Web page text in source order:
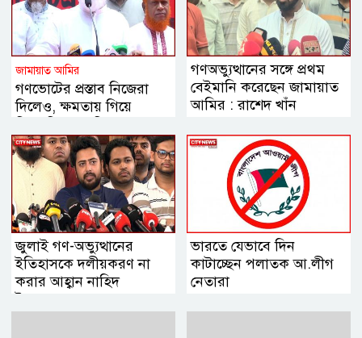
জামায়াত আমির
গণভোটের প্রস্তাব নিজেরা
দিলেও, ক্ষমতায় গিয়ে
গিয়েছে
গণঅভ্যুত্থানের সঙ্গে প্রথম
বেইমানি করেছেন জামায়াত
আমির : রাশেদ খাঁন
জুলাই গণ-অভ্যুত্থানের
ইতিহাসকে দলীয়করণ না
করার আহ্বান নাহিদ
ইসলামের
ভারতে যেভাবে দিন
কাটাচ্ছেন পলাতক আ.লীগ
নেতারা